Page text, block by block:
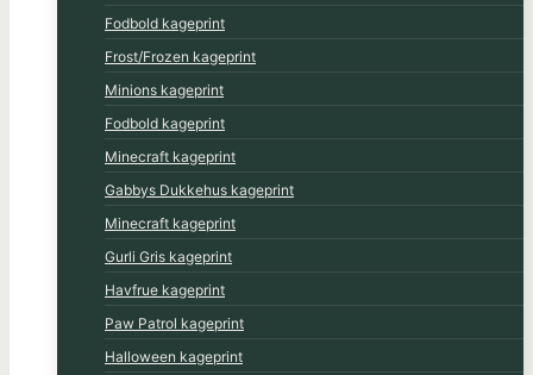
Fodbold kageprint
Frost/Frozen kageprint
Minions kageprint
Fodbold kageprint
Minecraft kageprint
Gabbys Dukkehus kageprint
Minecraft kageprint
Gurli Gris kageprint
Havfrue kageprint
Paw Patrol kageprint
Halloween kageprint